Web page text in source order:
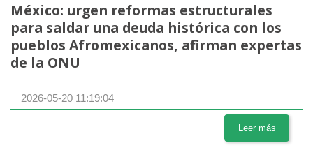
México: urgen reformas estructurales
para saldar una deuda histórica con los
pueblos Afromexicanos, afirman expertas
de la ONU
2026-05-20 11:19:04
Leer más